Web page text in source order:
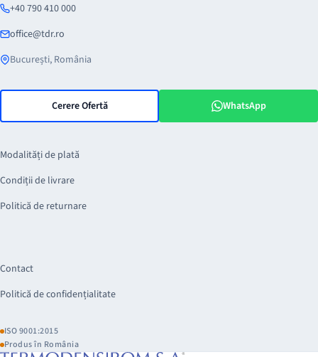
+40 790 410 000
office@tdr.ro
București, România
Cerere Ofertă WhatsApp
Modalități de plată
Condiții de livrare
Politică de returnare
Contact
Politică de confidențialitate
ISO 9001:2015
Produs în România